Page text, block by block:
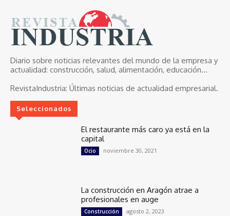
Diario sobre noticias relevantes del mundo de la empresa y
actualidad: construcción, salud, alimentación, educación...
RevistaIndustria: Últimas noticias de actualidad empresarial.
Seleccionados
El restaurante más caro ya está en la
capital
Ocio noviembre 30, 2021
La construcción en Aragón atrae a
profesionales en auge
Construcción agosto 2, 2023